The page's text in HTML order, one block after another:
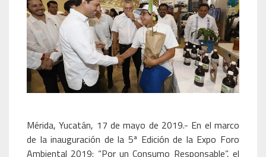
Mérida, Yucatán, 17 de mayo de 2019.- En el marco
de la inauguración de la 5ª Edición de la Expo Foro
Ambiental 2019: “Por un Consumo Responsable”, el